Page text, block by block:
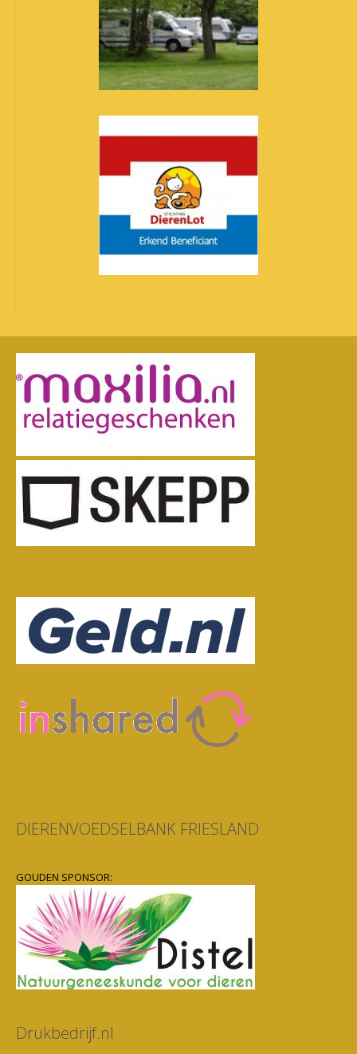
DIERENVOEDSELBANK FRIESLAND
GOUDEN SPONSOR:
Drukbedrijf.nl